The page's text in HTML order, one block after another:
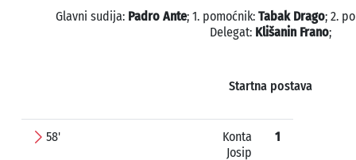
Glavni sudija: Padro Ante; 1. pomoćnik: Tabak Drago; 2.
Delegat: Klišanin Frano;
Startna postava
58'
Konta
Josip
1